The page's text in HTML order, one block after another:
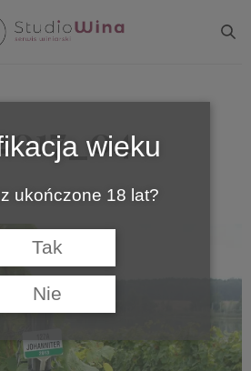
wieku
ukończone 18 lat?
Tak
Nie